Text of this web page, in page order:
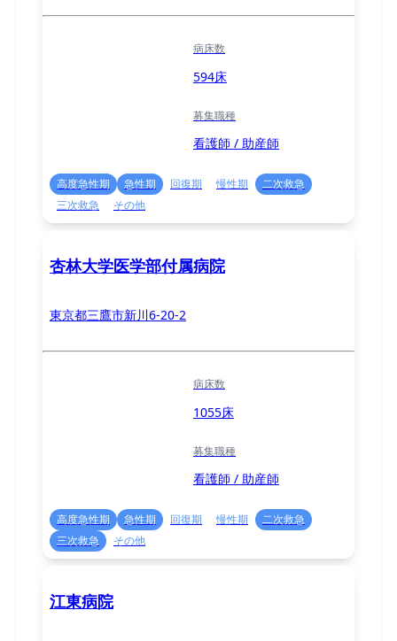
病床数
594床
募集職種
看護師 / 助産師
高度急性期 急性期 回復期 慢性期
二次救急
三次救急
その他
杏林大学医学部付属病院
東京都三鷹市新川6-20-2
病床数
1055床
募集職種
看護師 / 助産師
高度急性期 急性期 回復期 慢性期
二次救急
三次救急
その他
江東病院